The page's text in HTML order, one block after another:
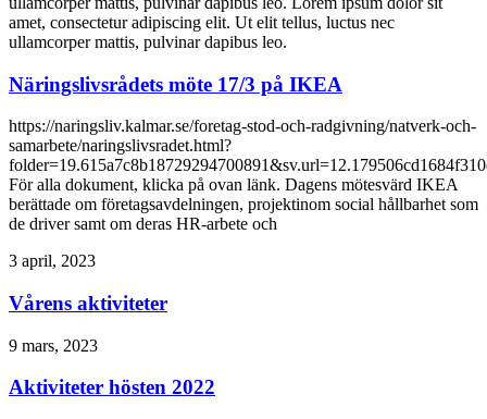
amet, consectetur adipiscing elit. Ut elit tellus, luctus nec
ullamcorper mattis, pulvinar dapibus leo.
Näringslivsrådets möte 17/3 på IKEA
https://naringsliv.kalmar.se/foretag-stod-och-radgivning/natverk-och-
samarbete/naringslivsradet.html?
För alla dokument, klicka på ovan länk. Dagens mötesvärd IKEA
berättade om företagsavdelningen, projektinom social hållbarhet som
de driver samt om deras HR-arbete och
3 april, 2023
Vårens aktiviteter
9 mars, 2023
Aktiviteter hösten 2022